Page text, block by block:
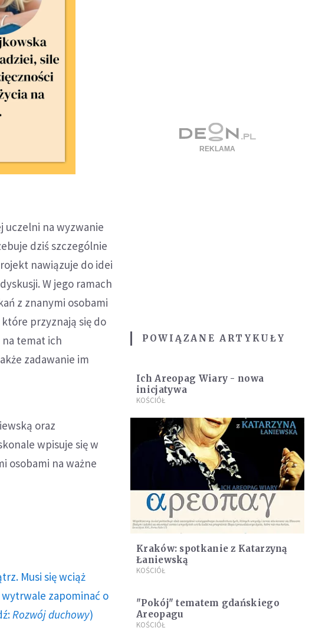
uczelni na wyzwanie
dziś szczególnie
nawiązuje do idei
W jego ramach
z znanymi osobami
przyznają się do
temat ich
zadawanie im
oraz
wpisuje się w
osobami na ważne
Musi się wciąż
zapominać o
Rozwój duchowy)
POWIĄZANE ARTYKUŁY
Ich Areopag Wiary - nowa
inicjatywa
KOŚCIÓŁ
Kraków: spotkanie z Katarzyną
Łaniewską
KOŚCIÓŁ
"Pokój" tematem gdańskiego
Areopagu
KOŚCIÓŁ